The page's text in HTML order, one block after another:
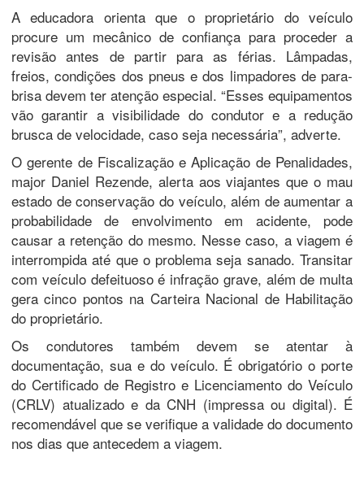
A educadora orienta que o proprietário do veículo
procure um mecânico de confiança para proceder a
revisão antes de partir para as férias. Lâmpadas,
freios, condições dos pneus e dos limpadores de para-
brisa devem ter atenção especial. “Esses equipamentos
vão garantir a visibilidade do condutor e a redução
brusca de velocidade, caso seja necessária”, adverte.
O gerente de Fiscalização e Aplicação de Penalidades,
major Daniel Rezende, alerta aos viajantes que o mau
estado de conservação do veículo, além de aumentar a
probabilidade de envolvimento em acidente, pode
causar a retenção do mesmo. Nesse caso, a viagem é
interrompida até que o problema seja sanado. Transitar
com veículo defeituoso é infração grave, além de multa
gera cinco pontos na Carteira Nacional de Habilitação
do proprietário.
Os condutores também devem se atentar à
documentação, sua e do veículo. É obrigatório o porte
do Certificado de Registro e Licenciamento do Veículo
(CRLV) atualizado e da CNH (impressa ou digital). É
recomendável que se verifique a validade do documento
nos dias que antecedem a viagem.